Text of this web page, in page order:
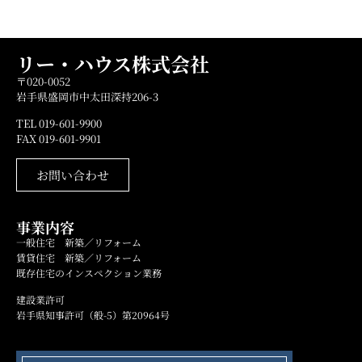
リー・ハウス株式会社
〒020-0052
岩手県盛岡市中太田深持206-3
TEL 019-601-9900
FAX 019-601-9901
お問い合わせ
事業内容
一般住宅 新築／リフォーム
賃貸住宅 新築／リフォーム
既存住宅のインスペクション業務
建設業許可
岩手県知事許可（般-5）第20964号